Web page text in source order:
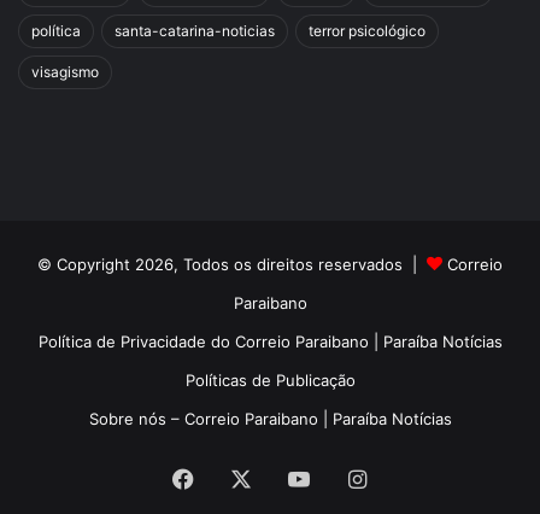
política santa-catarina-noticias terror psicológico
visagismo
© Copyright 2026, Todos os direitos reservados |
Correio
Paraibano
Política de Privacidade do Correio Paraibano | Paraíba Notícias
Políticas de Publicação
Sobre nós – Correio Paraibano | Paraíba Notícias
Facebook YouTubeInstagram